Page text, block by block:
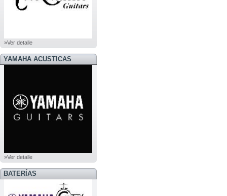
»Ver detalle
YAMAHA ACUSTICAS
»Ver detalle
BATERÍAS